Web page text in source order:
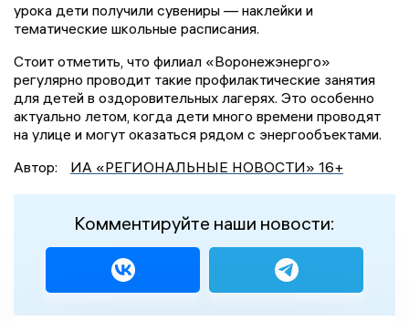
урока дети получили сувениры — наклейки и
тематические школьные расписания.
Стоит отметить, что филиал «Воронежэнерго»
регулярно проводит такие профилактические занятия
для детей в оздоровительных лагерях. Это особенно
актуально летом, когда дети много времени проводят
на улице и могут оказаться рядом с энергообъектами.
Автор:
ИА «РЕГИОНАЛЬНЫЕ НОВОСТИ» 16+
Комментируйте наши новости: